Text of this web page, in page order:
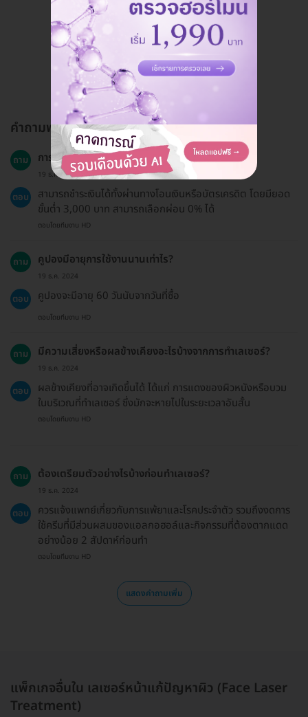
ดูรีวิวทั้งหมด
คำถามพบบ่อย
ถาม การชำระเงินมีวิธีใดบ้าง?
19 ธ.ค. 2024
ตอบ
สามารถชำระเงินได้ทั้งผ่านทางโอนเงินหรือบัตรเครดิต โดยมียอด
ขั้นต่ำ 3,000 บาท สามารถเลือกผ่อน 0% ได้
ตอบโดยทีมงาน HD
ถาม คูปองมีอายุการใช้งานนานเท่าไร?
19 ธ.ค. 2024
ตอบ คูปองจะมีอายุ 60 วันนับจากวันที่ซื้อ
ตอบโดยทีมงาน HD
ถาม มีความเสี่ยงหรือผลข้างเคียงอะไรบ้างจากการทำเลเซอร์?
19 ธ.ค. 2024
ตอบ
ผลข้างเคียงที่อาจเกิดขึ้นได้ ได้แก่ การแดงของผิวหนังหรือบวม
ในบริเวณที่ทำเลเซอร์ ซึ่งมักจะหายไปในระยะเวลาอันสั้น
ตอบโดยทีมงาน HD
ถาม ต้องเตรียมตัวอย่างไรบ้างก่อนทำเลเซอร์?
19 ธ.ค. 2024
ตอบ
ควรแจ้งแพทย์เกี่ยวกับการแพ้ยาและโรคประจำตัว รวมถึงงดการ
ใช้ครีมที่มีส่วนผสมของแอลกอฮอล์และกิจกรรมที่ต้องตากแดด
อย่างน้อย 2 สัปดาห์ก่อนทำ
ตอบโดยทีมงาน HD
แสดงคำถามเพิ่ม
แพ็กเกจอื่นใน เลเซอร์หน้าแก้ปัญหาผิว (Face Laser
Treatment)